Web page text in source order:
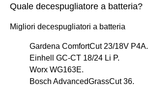
Quale decespugliatore a batteria?
Migliori decespugliatori a batteria
Gardena ComfortCut 23/18V P4A.
Einhell GC-CT 18/24 Li P.
Worx WG163E.
Bosch AdvancedGrassCut 36.